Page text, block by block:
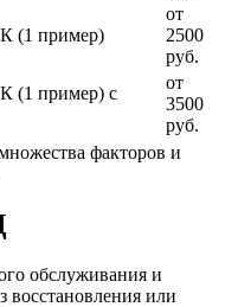
(1 пример)
от
2500
руб.
(1 пример) с
от
3500
руб.
факторов и
обслуживания и
восстановления или